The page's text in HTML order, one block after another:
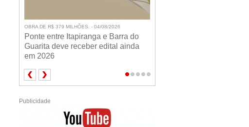
OBRA DE R$ 379 MILHÕES. - 04/08/2026
Ponte entre Itapiranga e Barra do
Guarita deve receber edital ainda
em 2026
Publicidade